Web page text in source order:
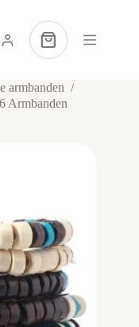
Winkelwagen
armbanden /
Armbanden